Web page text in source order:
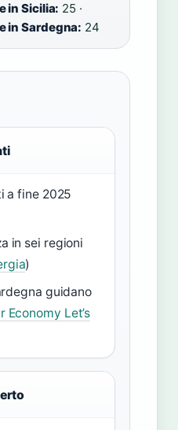
in Sicilia: 25 ·
in Sardegna: 24
a fine 2025
in sei regioni
)
guidano
Economy Let’s